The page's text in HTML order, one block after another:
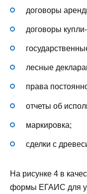
договоры
договоры
лесные
права
отчеты об
маркировка;
сделки с
На рисунке 4 в
формы ЕГАИС для